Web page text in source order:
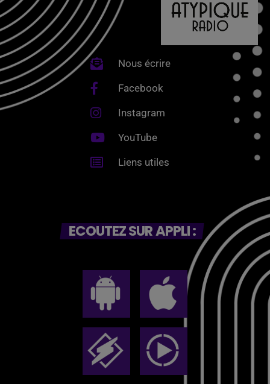
Nous écrire
Facebook
Instagram
YouTube
Liens utiles
ECOUTEZ SUR APPLI :